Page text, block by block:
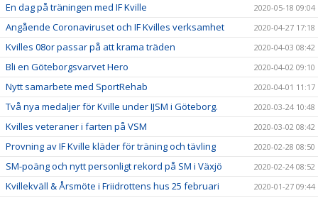
En dag på träningen med IF Kville 2020-05-18 09:04
Angående Coronaviruset och IF Kvilles verksamhet 2020-04-27 17:18
Kvilles 08or passar på att krama träden 2020-04-03 08:42
Bli en Göteborgsvarvet Hero 2020-04-02 09:10
Nytt samarbete med SportRehab 2020-04-01 11:17
Två nya medaljer för Kville under IJSM i Göteborg. 2020-03-24 10:48
Kvilles veteraner i farten på VSM 2020-03-02 08:42
Provning av IF Kville kläder för träning och tävling 2020-02-28 08:50
SM-poäng och nytt personligt rekord på SM i Växjö 2020-02-24 08:52
Kvillekväll & Årsmöte i Friidrottens hus 25 februari 2020-01-27 09:44